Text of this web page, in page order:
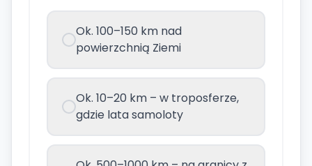
Ok. 100–150 km nad
powierzchnią Ziemi
Ok. 10–20 km – w troposferze,
gdzie lata samoloty